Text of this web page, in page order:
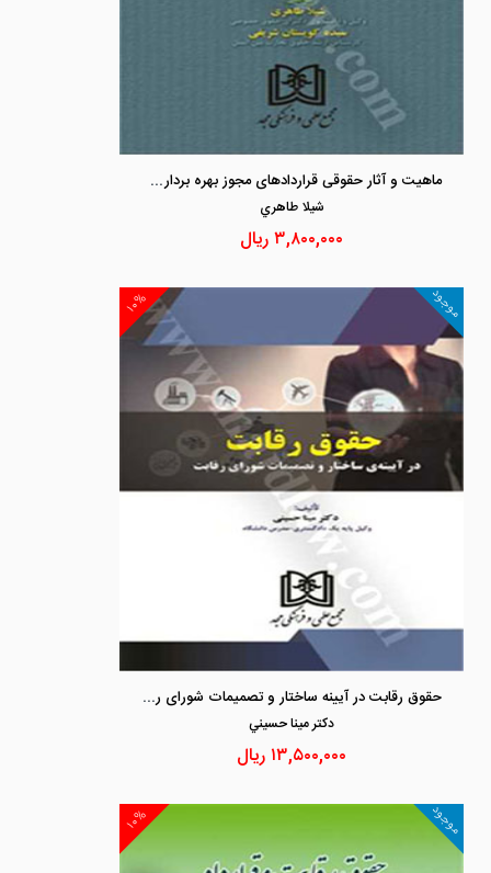
ماهیت و آثار حقوقی قراردادهای مجوز بهره برداری در حقوق ایران و حقوق تجارت بین الملل
شيلا طاهري
۳,۸۰۰,۰۰۰ریال
۱۰% موجود
حقوق رقابت در آیینه ساختار و تصمیمات شورای رقابت
دكتر مينا حسيني
۱۳,۵۰۰,۰۰۰ ریال
۱۰% موجود